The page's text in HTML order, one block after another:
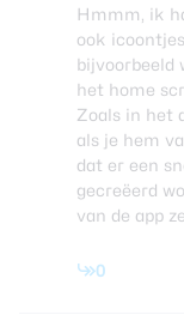
Hmmm, ik
ook
bijvoorbeeld
het home
Zoals in het
als je hem
dat er een
gecreëerd
van de app
0